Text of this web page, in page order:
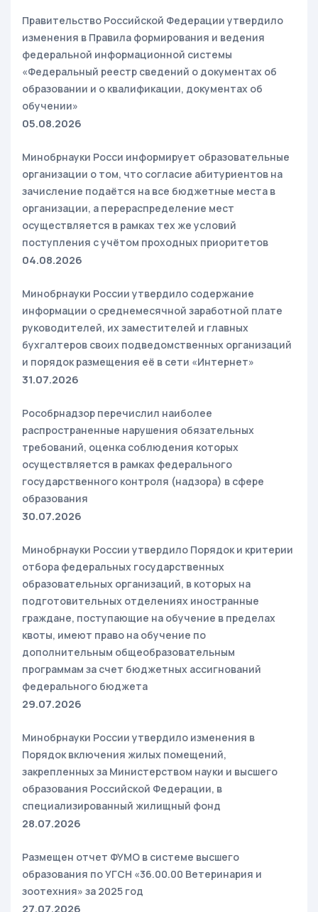
Правительство Российской Федерации утвердило
изменения в Правила формирования и ведения
федеральной информационной системы
«Федеральный реестр сведений о документах об
образовании и о квалификации, документах об
обучении»
05.08.2026
Минобрнауки Росси информирует образовательные
организации о том, что согласие абитуриентов на
зачисление подаётся на все бюджетные места в
организации, а перераспределение мест
осуществляется в рамках тех же условий
поступления с учётом проходных приоритетов
04.08.2026
Минобрнауки России утвердило содержание
информации о среднемесячной заработной плате
руководителей, их заместителей и главных
бухгалтеров своих подведомственных организаций
и порядок размещения её в сети «Интернет»
31.07.2026
Рособрнадзор перечислил наиболее
распространенные нарушения обязательных
требований, оценка соблюдения которых
осуществляется в рамках федерального
государственного контроля (надзора) в сфере
образования
30.07.2026
Минобрнауки России утвердило Порядок и критерии
отбора федеральных государственных
образовательных организаций, в которых на
подготовительных отделениях иностранные
граждане, поступающие на обучение в пределах
квоты, имеют право на обучение по
дополнительным общеобразовательным
программам за счет бюджетных ассигнований
федерального бюджета
29.07.2026
Минобрнауки России утвердило изменения в
Порядок включения жилых помещений,
закрепленных за Министерством науки и высшего
образования Российской Федерации, в
специализированный жилищный фонд
28.07.2026
Размещен отчет ФУМО в системе высшего
образования по УГСН «36.00.00 Ветеринария и
зоотехния» за 2025 год
27.07.2026